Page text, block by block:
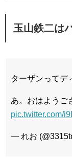
玉山鉄二は
ターザンってデ
あ。おはようご
pic.twitter.com/
— れお